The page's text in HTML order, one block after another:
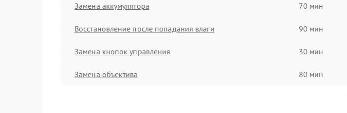
Замена аккумулятора 70 мин
Восстановление после попадания влаги 90 мин
Замена кнопок управления 30 мин
Замена объектива 80 мин